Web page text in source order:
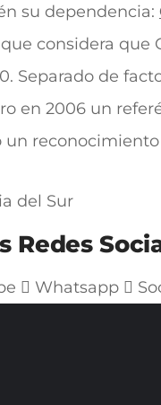
su dependencia:
considera
Separado de
en 2006 un
Redes
Whatsapp